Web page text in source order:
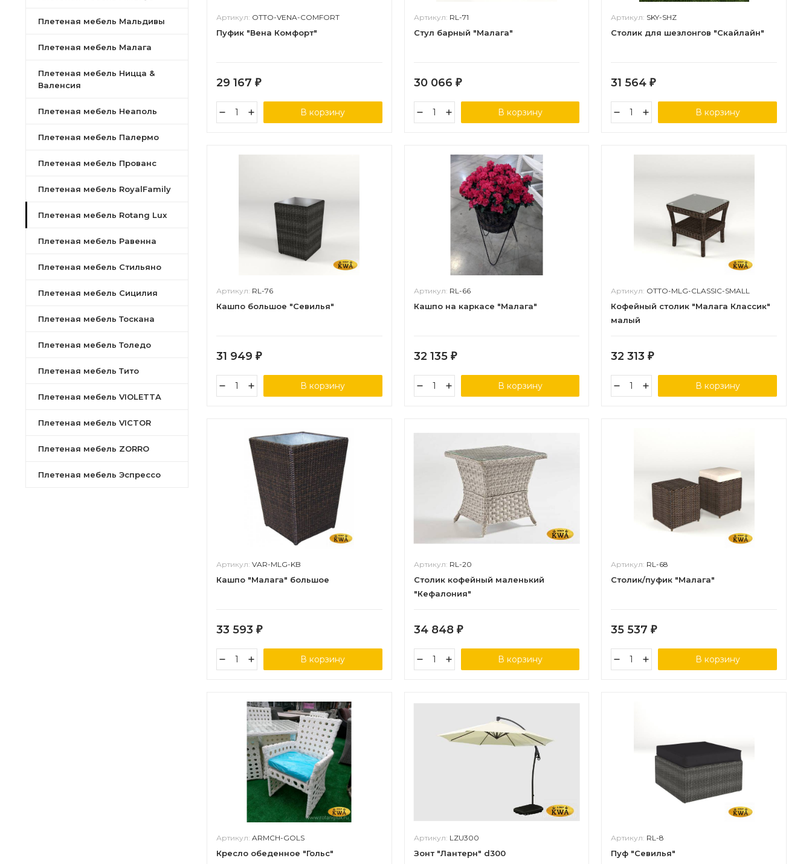
Плетеная мебель Мальдивы
Плетеная мебель Малага
Плетеная мебель Ницца &
Валенсия
Плетеная мебель Неаполь
Плетеная мебель Палермо
Плетеная мебель Прованс
Плетеная мебель RoyalFamily
Плетеная мебель Rotang Lux
Плетеная мебель Равенна
Плетеная мебель Стильяно
Плетеная мебель Сицилия
Плетеная мебель Тоскана
Плетеная мебель Толедо
Плетеная мебель Тито
Плетеная мебель VIOLETTA
Плетеная мебель VICTOR
Плетеная мебель ZORRO
Плетеная мебель Эспрессо
Артикул: OTTO-VENA-COMFORT
Пуфик "Вена Комфорт"
29 167 ₽
В корзину
Артикул: RL-71
Стул барный "Малага"
30 066 ₽
В корзину
Артикул: SKY-SHZ
Столик для шезлонгов "Скайлайн"
31 564₽
В корзину
Артикул: RL-76
Кашпо большое "Севилья"
31 949 ₽
В корзину
Артикул: RL-66
Кашпо на каркасе "Малага"
32 135 ₽
В корзину
Артикул: OTTO-MLG-CLASSIC-SMALL
Кофейный столик "Малага Классик"
малый
32 313₽
В корзину
Артикул: VAR-MLG-KB
Кашпо "Малага" большое
33 593 ₽
В корзину
Артикул: RL-20
Столик кофейный маленький
"Кефалония"
34 848 ₽
В корзину
Артикул: RL-68
Столик/пуфик "Малага"
35 537₽
В корзину
Артикул: ARMCH-GOLS
Кресло обеденное "Гольс"
Артикул: LZU300
Зонт "Лантерн" d300
Артикул: RL-8
Пуф "Севилья"